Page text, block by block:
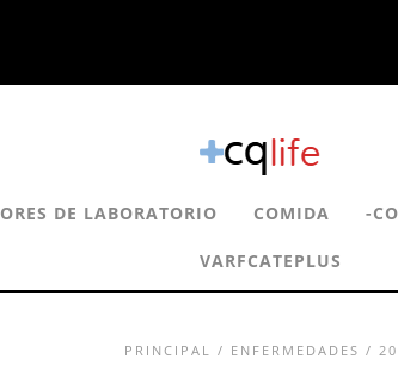
DE LABORATORIO COMIDA -
VARFCATEPLUS
PRINCIPAL / ENFERMEDADES /